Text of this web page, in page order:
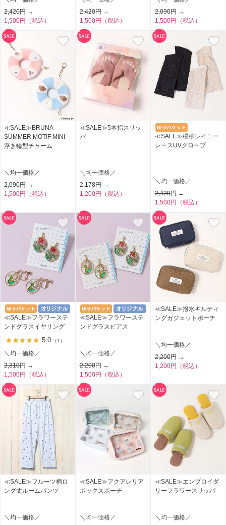
2,420円 →
1,500円（税込）
2,420円 →
1,500円（税込）
2,090円 →
1,500円（税込）
≪SALE≫BRUNA
SUMMER MOTIF MINI
浮き輪型チャーム
＼均一価格／
2,090円 →
1,500円（税込）
≪SALE≫5本指スリッ
パ
＼均一価格／
2,178円 →
1,200円（税込）
≪SALE≫楊柳レイニー
レースUVグローブ
＼均一価格／
2,420円 →
1,500円（税込）
≪SALE≫フラワーステ
ンドグラスイヤリング
5.0 （1）
＼均一価格／
2,310円 →
1,500円（税込）
≪SALE≫フラワーステ
ンドグラスピアス
＼均一価格／
2,200円 →
1,500円（税込）
≪SALE≫撥水キルティ
ングガジェットポーチ
＼均一価格／
2,200円 →
1,200円（税込）
≪SALE≫フルーツ柄ロ
ング丈ルームパンツ
＼均一価格／
≪SALE≫アクアレリア
ボックスポーチ
＼均一価格／
≪SALE≫エンブロイダ
リーフラワースリッパ
＼均一価格／